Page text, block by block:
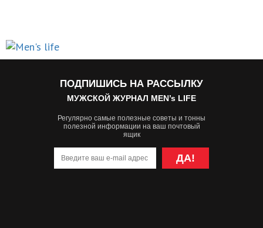
ПОДПИШИСЬ НА РАССЫЛКУ
МУЖСКОЙ ЖУРНАЛ MEN’s LIFE
Регулярно самые полезные советы и тонны
полезной информации на ваш почтовый
ящик
ДА!